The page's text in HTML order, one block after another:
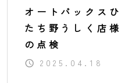
オートバックスひ
たち野うしく店様
の点検
2025.04.18